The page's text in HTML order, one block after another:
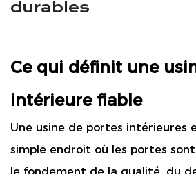
durables
Ce qui définit une
intérieure fiable
Une usine de portes intérieures
simple endroit où les portes